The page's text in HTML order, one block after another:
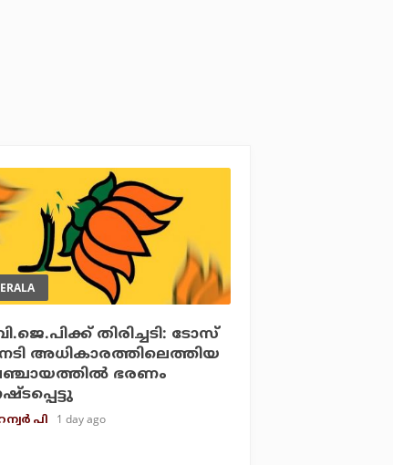
തിരിച്ചടി: ടോസ്
അധികാരത്തിലെത്തിയ
ഭരണം
പി 1 day ago